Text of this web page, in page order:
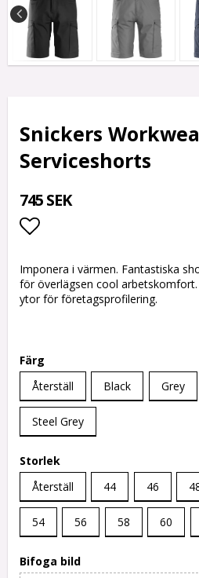
Snickers
Serviceshorts
745 SEK
Lägg till i
Imponera i värmen. Fantastiska
för överlägsen cool
ytor för företagsprofilering.
Färg
Återställ
Black Grey
Steel Grey
Storlek
Återställ
44 46
54 56 58 60
Bifoga bild